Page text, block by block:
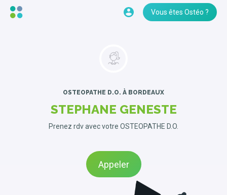
Vous êtes Ostéo ?
OSTEOPATHE D.O. À BORDEAUX
STEPHANE GENESTE
Prenez rdv avec votre OSTEOPATHE D.O.
Appeler